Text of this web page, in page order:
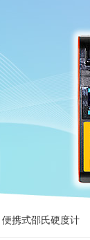
便携式邵氏硬度计